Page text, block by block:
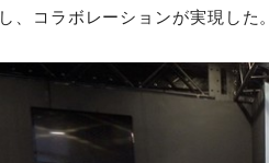
し、コラボレーションが実現した。